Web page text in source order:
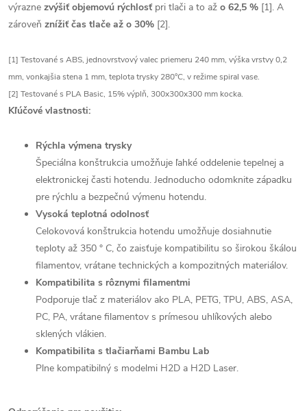
výrazne zvýšiť objemovú rýchlosť pri tlači a to až o 62,5 % [1]. A
zároveň znížiť čas tlače až o 30% [2].
[1] Testované s ABS, jednovrstvový valec priemeru 240 mm, výška vrstvy 0,2
mm, vonkajšia stena 1 mm, teplota trysky 280°C, v režime spiral vase.
[2] Testované s PLA Basic, 15% výplň, 300x300x300 mm kocka.
Kľúčové vlastnosti:
Rýchla výmena trysky
Špeciálna konštrukcia umožňuje ľahké oddelenie tepelnej a
elektronickej časti hotendu. Jednoducho odomknite západku
pre rýchlu a bezpečnú výmenu hotendu.
Vysoká teplotná odolnosť
Celokovová konštrukcia hotendu umožňuje dosiahnutie
teploty až 350 ° C, čo zaisťuje kompatibilitu so širokou škálou
filamentov, vrátane technických a kompozitných materiálov.
Kompatibilita s rôznymi filamentmi
Podporuje tlač z materiálov ako PLA, PETG, TPU, ABS, ASA,
PC, PA, vrátane filamentov s prímesou uhlíkových alebo
sklených vlákien.
Kompatibilita s tlačiarňami Bambu Lab
Plne kompatibilný s modelmi H2D a H2D Laser.